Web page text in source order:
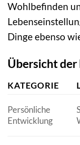
Wohlbefinden
Dinge ebenso
Übersicht der
KATEGORIE
Persönliche
Entwicklung